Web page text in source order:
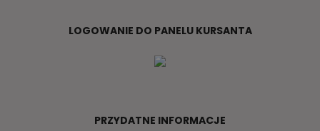
LOGOWANIE DO PANELU KURSANTA
PRZYDATNE INFORMACJE